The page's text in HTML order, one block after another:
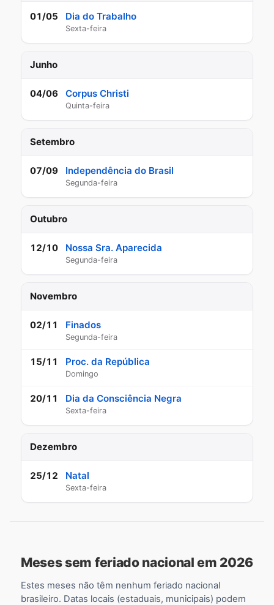
01/05 Dia do Trabalho
Sexta-feira
Junho
04/06 Corpus Christi
Quinta-feira
Setembro
07/09 Independência do Brasil
Segunda-feira
Outubro
12/10 Nossa Sra. Aparecida
Segunda-feira
Novembro
02/11 Finados
Segunda-feira
15/11 Proc. da República
Domingo
20/11 Dia da Consciência Negra
Sexta-feira
Dezembro
25/12 Natal
Sexta-feira
Meses sem feriado nacional em 2026
Estes meses não têm nenhum feriado nacional
brasileiro. Datas locais (estaduais, municipais) podem